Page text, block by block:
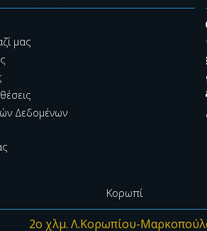
μας
Δεδομένων
Κορωπί
2ο χλμ. Λ.Κορωπίου-